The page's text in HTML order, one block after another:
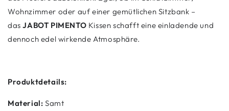
Wohnzimmer oder auf einer gemütlichen Sitzbank –
dasJABOT PIMENTO Kissen schafft eine einladende und
dennoch edel wirkende Atmosphäre.
Produktdetails:
Material: Samt